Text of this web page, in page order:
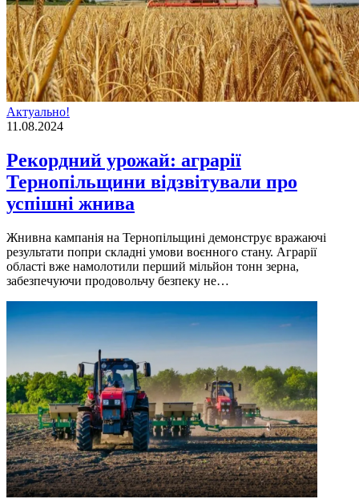
Актуально!
11.08.2024
Рекордний урожай: аграрії
Тернопільщини відзвітували про
успішні жнива
Жнивна кампанія на Тернопільщині демонструє вражаючі
результати попри складні умови воєнного стану. Аграрії
області вже намолотили перший мільйон тонн зерна,
забезпечуючи продовольчу безпеку не…